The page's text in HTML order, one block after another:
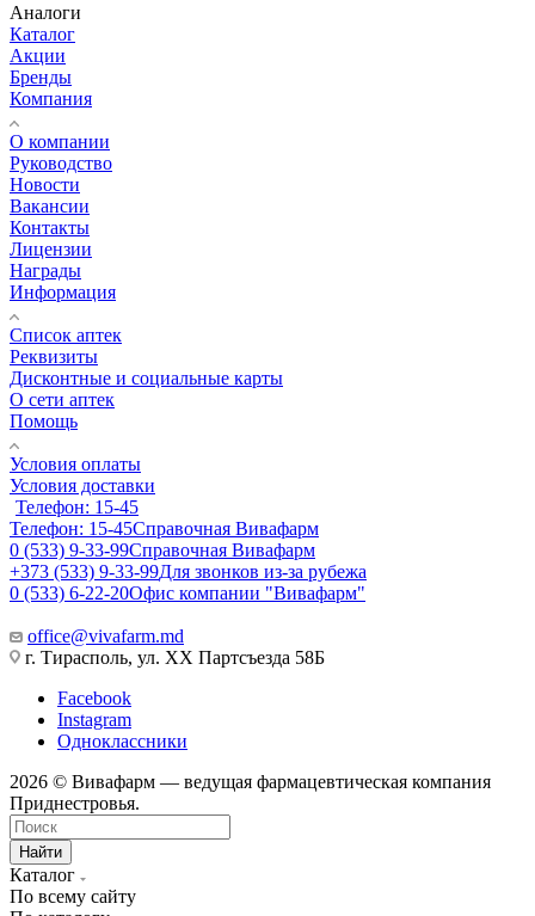
Аналоги
Каталог
Акции
Бренды
Компания
О компании
Руководство
Новости
Вакансии
Контакты
Лицензии
Награды
Информация
Список аптек
Реквизиты
Дисконтные и социальные карты
О сети аптек
Помощь
Условия оплаты
Условия доставки
Телефон: 15-45
Телефон: 15-45Справочная Вивафарм
0 (533) 9-33-99Справочная Вивафарм
+373 (533) 9-33-99Для звонков из-за рубежа
0 (533) 6-22-20Офис компании "Вивафарм"
office@vivafarm.md
г. Тирасполь, ул. ХХ Партсъезда 58Б
Facebook
Instagram
Одноклассники
2026 © Вивафарм — ведущая фармацевтическая компания
Приднестровья.
Найти
Каталог
По всему сайту